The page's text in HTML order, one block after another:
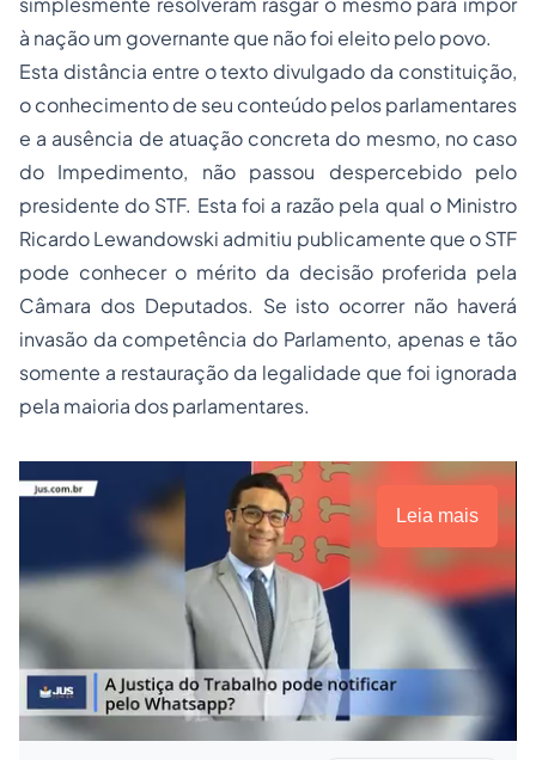
à nação um governante que não foi eleito pelo povo.
Esta distância entre o texto divulgado da constituição,
o conhecimento de seu conteúdo pelos parlamentares
e a ausência de atuação concreta do mesmo, no caso
do Impedimento, não passou despercebido pelo
presidente do STF. Esta foi a razão pela qual o Ministro
Ricardo Lewandowski admitiu publicamente que o STF
pode conhecer o mérito da decisão proferida pela
Câmara dos Deputados. Se isto ocorrer não haverá
invasão da competência do Parlamento, apenas e tão
somente a restauração da legalidade que foi ignorada
pela maioria dos parlamentares.
Leia mais